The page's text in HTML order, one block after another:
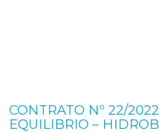
CONTRATO Nº 22/
EQUILIBRIO –